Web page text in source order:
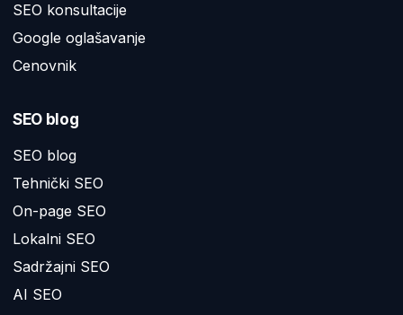
SEO konsultacije
Google oglašavanje
Cenovnik
SEO blog
SEO blog
Tehnički SEO
On-page SEO
Lokalni SEO
Sadržajni SEO
AI SEO